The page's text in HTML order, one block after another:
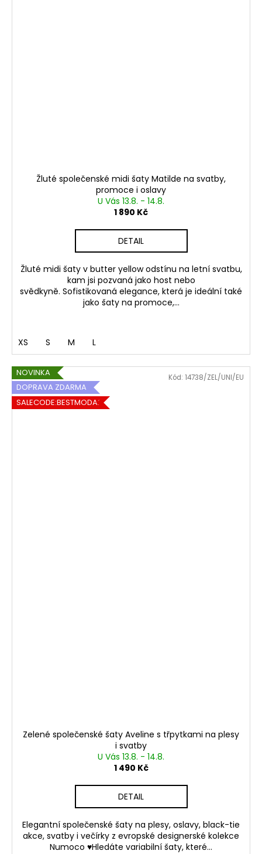
Žluté společenské midi šaty Matilde na svatby,
promoce i oslavy
U Vás 13.8. - 14.8.
1 890 Kč
DETAIL
Žluté midi šaty v butter yellow odstínu na letní svatbu,
kam jsi pozvaná jako host nebo
svědkyně. Sofistikovaná elegance, která je ideální také
jako šaty na promoce,...
XS S M L
NOVINKA
DOPRAVA ZDARMA
SALECODE:BESTMODA20:20:%
Zelené společenské šaty Aveline s třpytkami na plesy
i svatby
U Vás 13.8. - 14.8.
1 490 Kč
DETAIL
Elegantní společenské šaty na plesy, oslavy, black-tie
akce, svatby i večírky z evropské designerské kolekce
Numoco ♥Hledáte variabilní šaty, které...
Kód: 14738/ZEL/UNI/EU